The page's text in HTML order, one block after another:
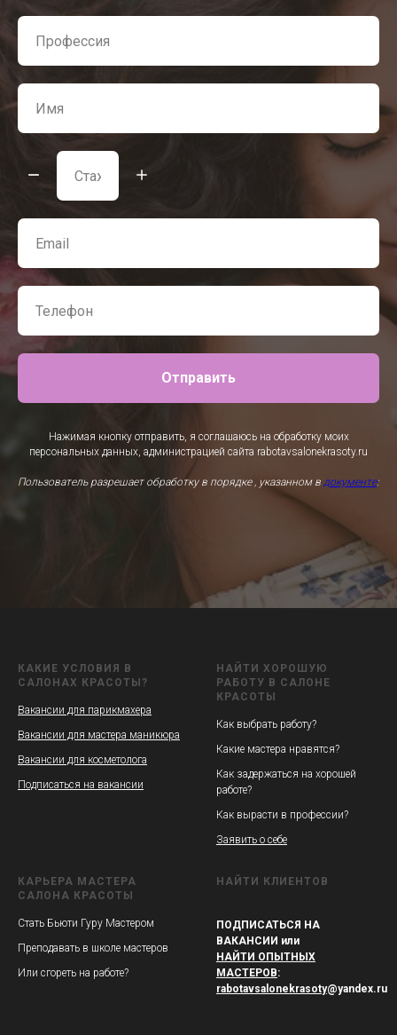
Отправить
Нажимая кнопку отправить, я соглашаюсь на обработку моих
персональных данных, администрацией сайта rabotavsalonekrasoty.ru
Пользователь разрешает обработку в порядке , указанном в документе:
КАКИЕ УСЛОВИЯ В
САЛОНАХ КРАСОТЫ?
Вакансии для парикмахера
Вакансии для мастера маникюра
Вакансии для косметолога
Подписаться на вакансии
НАЙТИ ХОРОШУЮ
РАБОТУ В САЛОНЕ
КРАСОТЫ
Как выбрать работу?
Какие мастера нравятся?
Как задержаться на хорошей
работе?
Как вырасти в профессии?
Заявить о себе
КАРЬЕРА МАСТЕРА
САЛОНА КРАСОТЫ
Стать Бьюти Гуру Мастером
Преподавать в школе мастеров
Или сгореть на работе?
НАЙТИ КЛИЕНТОВ
ПОДПИСАТЬСЯ НА
ВАКАНСИИ или
НАЙТИ ОПЫТНЫХ
МАСТЕРОВ:
rabotavsalonekrasoty@yandex.ru